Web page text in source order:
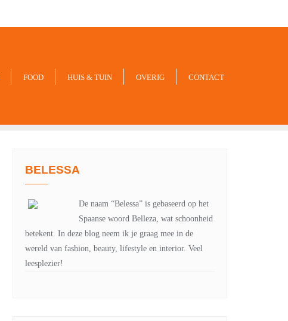
FOOD HUIS & TUIN OVERIG CONTACT
BELESSA
De naam “Belessa” is gebaseerd op het
Spaanse woord Belleza, wat schoonheid
betekent. In deze blog neem ik je graag mee in de
wereld van fashion, beauty, lifestyle en interior. Veel
leesplezier!